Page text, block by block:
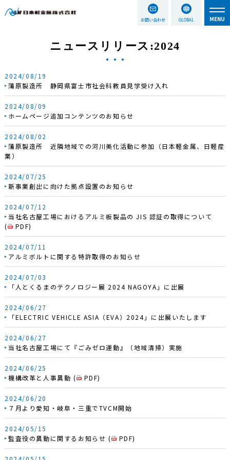
お問い合わせ GLOBAL
ニュースリリース:2024
2024/08/19
蒲原製造所 静岡県富士市社会科教員見学受け入れ
2024/08/09
ホームページ追加コンテンツのお知らせ
2024/08/02
蒲原製造所 近隣地域での河川美化活動に参加（日本軽金属、日軽産
業）
2024/07/25
新事業創出に向けた拠点設置のお知らせ
2024/07/12
当社名古屋工場におけるアルミ板製品の JIS 認証の取得について
(
PDF)
2024/07/11
アルミボルトに関する特許取得のお知らせ
2024/07/03
「人とくるまのテクノロジー展 2024 NAGOYA」に出展
2024/06/27
「ELECTRIC VEHICLE ASIA（EVA）2024」に出展いたします
2024/06/27
当社名古屋工場にて『ごみゼロ運動』（地域清掃）実施
2024/06/25
機構改革と人事異動 ( PDF)
2024/06/20
７月より愛知・岐阜・三重でTVCM開始
2024/05/15
監査役の異動に関するお知らせ ( PDF)